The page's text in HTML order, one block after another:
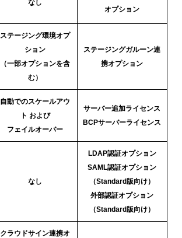
なし
オプション
ステージング環境オプ
ション
（一部オプションを含
む）
ステージングガルーン連
携オプション
自動でのスケールアウ
ト および
フェイルオーバー
サーバー追加ライセンス
BCPサーバーライセンス
なし
LDAP認証オプション
SAML認証オプション
（Standard版向け）
外部認証オプション
（Standard版向け）
クラウドサイン連携オ